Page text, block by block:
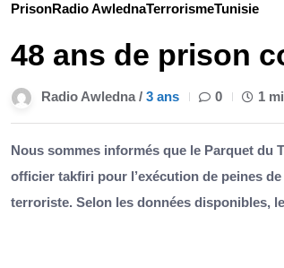
PrisonRadio AwlednaTerrorismeTunisie
48 ans de prison
Radio Awledna / 3 ans 0 1
Nous sommes informés que le Parquet du
officier takfiri pour l’exécution de peines
terroriste. Selon les données disponibles,